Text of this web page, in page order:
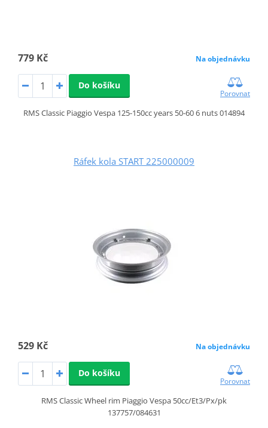
779 Kč Na objednávku
Do košíku
Porovnat
RMS Classic Piaggio Vespa 125-150cc years 50-60 6 nuts 014894
Ráfek kola START 225000009
529 Kč Na objednávku
Do košíku
Porovnat
RMS Classic Wheel rim Piaggio Vespa 50cc/Et3/Px/pk
137757/084631